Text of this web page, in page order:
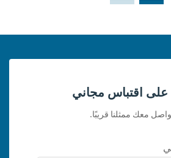
اقتباس مجاني
معك ممثلنا قريبًا.